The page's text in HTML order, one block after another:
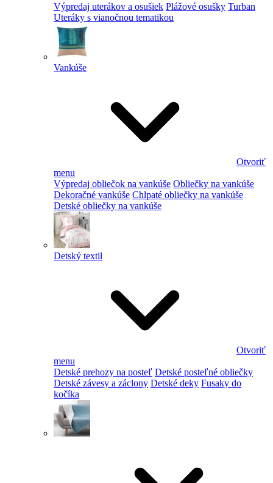
Výpredaj uterákov a osušiek Plážové osušky Turban
Uteráky s vianočnou tematikou
Vankúše
Otvoriť
menu
Výpredaj obliečok na vankúše Obliečky na vankúše
Dekoračné vankúše Chlpaté obliečky na vankúše
Detské obliečky na vankúše
Detský textil
Otvoriť
menu
Detské prehozy na posteľ Detské posteľné obliečky
Detské závesy a záclony Detské deky Fusaky do
kočíka